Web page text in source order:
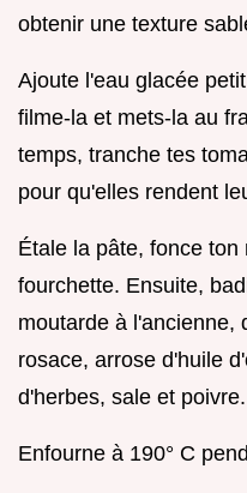
obtenir une texture
Ajoute l'eau glacée
filme-la et mets-la au
temps, tranche tes
pour qu'elles rendent
Étale la pâte, fonce
fourchette. Ensuite,
moutarde à l'ancienne,
rosace, arrose d'huile
d'herbes, sale et poivre.
Enfourne à 190° C